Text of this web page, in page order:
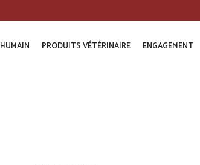
PRODUITS VÉTÉRINAIRE ENGAGEMENT